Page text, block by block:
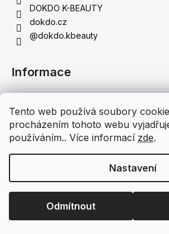
Tento web používá soubory
procházením tohoto webu
používáním.. Více informací zde.
Nastavení
Odmítnout
DOKDO K-BEAUTY
dokdo.cz
@dokdo.kbeauty
Informace
Podmínky ochrany osobních údajů
Doprava a platba
Moje objednávka
Copyright 2026DOKDO K-BEAUTY
kosmetika
. Všechna práva